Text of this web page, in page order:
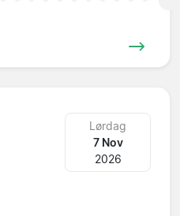
Lørdag
7 Nov
2026